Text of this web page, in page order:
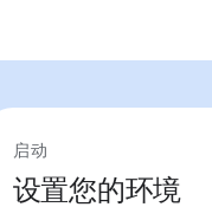
启动
设置您的环境